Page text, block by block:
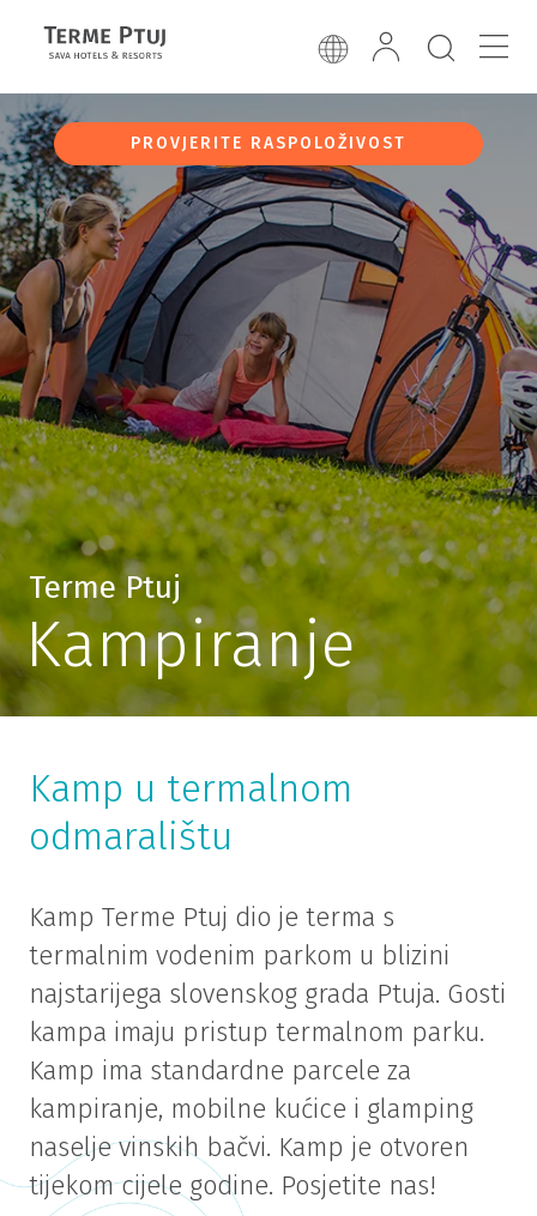
PROVJERITE RASPOLOŽIVOST
Terme Ptuj
Kampiranje
Kamp u termalnom
odmaralištu
Kamp Terme Ptuj dio je terma s
termalnim vodenim parkom u blizini
najstarijega slovenskog grada Ptuja. Gosti
kampa imaju pristup termalnom parku.
Kamp ima standardne parcele za
kampiranje, mobilne kućice i glamping
naselje vinskih bačvi. Kamp je otvoren
tijekom cijele godine. Posjetite nas!